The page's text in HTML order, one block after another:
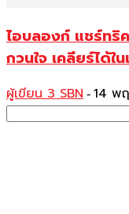
ไอบลองก์ แชร์ทริ
กวนใจ เคลียร์ได้ใ
ผู้เขียน 3 SBN - 14 พ